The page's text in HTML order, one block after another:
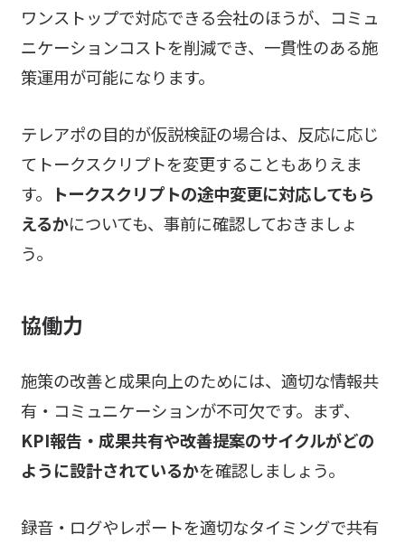
ワンストップで対応できる会社のほうが、コミュ
ニケーションコストを削減でき、一貫性のある施
策運用が可能になります。
テレアポの目的が仮説検証の場合は、反応に応じ
てトークスクリプトを変更することもありえま
す。
トークスクリプトの途中変更に対応してもら
えるかについても、事前に確認しておきましょ
う。
協働力
施策の改善と成果向上のためには、適切な情報共
有・コミュニケーションが不可欠です。まず、
KPI報告・成果共有や改善提案のサイクルがどの
ように設計されているかを確認しましょう。
録音・ログやレポートを適切なタイミングで共有